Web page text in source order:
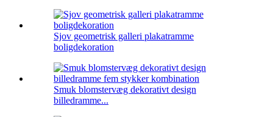
Sjov geometrisk galleri plakatramme
boligdekoration
Smuk blomstervæg dekorativt design
billedramme...